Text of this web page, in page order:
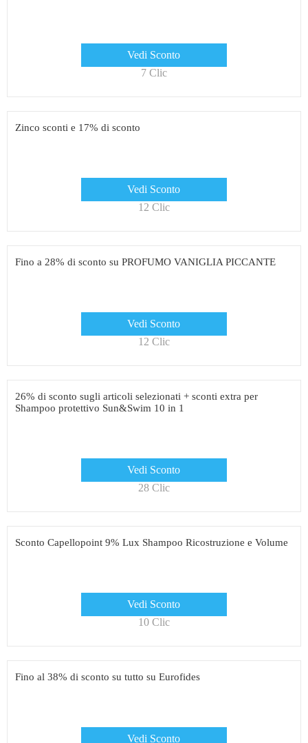
Vedi Sconto
7 Clic
Zinco sconti e 17% di sconto
Vedi Sconto
12 Clic
Fino a 28% di sconto su PROFUMO VANIGLIA PICCANTE
Vedi Sconto
12 Clic
26% di sconto sugli articoli selezionati + sconti extra per
Shampoo protettivo Sun&Swim 10 in 1
Vedi Sconto
28 Clic
Sconto Capellopoint 9% Lux Shampoo Ricostruzione e Volume
Vedi Sconto
10 Clic
Fino al 38% di sconto su tutto su Eurofides
Vedi Sconto